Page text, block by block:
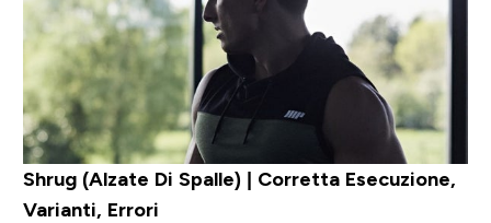
Shrug (Alzate Di Spalle) | Corretta Esecuzione,
Varianti, Errori